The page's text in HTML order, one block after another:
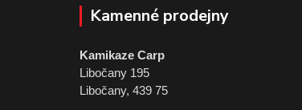
Kamenné prodejny
Kamikaze Carp
Libočany 195
Libočany, 439 75